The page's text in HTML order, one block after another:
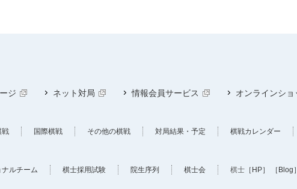
ジ ネット対局 情報会員サービス オンラインショ
戦 国際棋戦 その他の棋戦 対局結果・予定 棋戦カレンダー
ルチーム 棋士採用試験 院生序列 棋士会 棋士 ［HP］ ［Blog］